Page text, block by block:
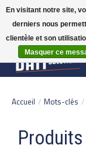
Gratis verzending vanaf
verzonden | België vanaf 70
Accueil / Mots-clés /
En visitant notre site,
derniers nous
clientèle et son
Masquer ce